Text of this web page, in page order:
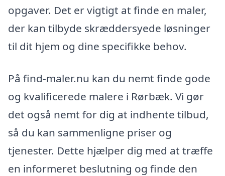
opgaver. Det er vigtigt at finde en maler,
der kan tilbyde skræddersyede løsninger
til dit hjem og dine specifikke behov.
På find-maler.nu kan du nemt finde gode
og kvalificerede malere i Rørbæk. Vi gør
det også nemt for dig at indhente tilbud,
så du kan sammenligne priser og
tjenester. Dette hjælper dig med at træffe
en informeret beslutning og finde den